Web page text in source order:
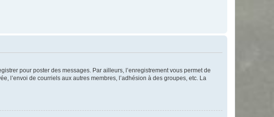
pour poster des messages. Par ailleurs, l’enregistrement vous permet de
l’envoi de courriels aux autres membres, l’adhésion à des groupes, etc. La